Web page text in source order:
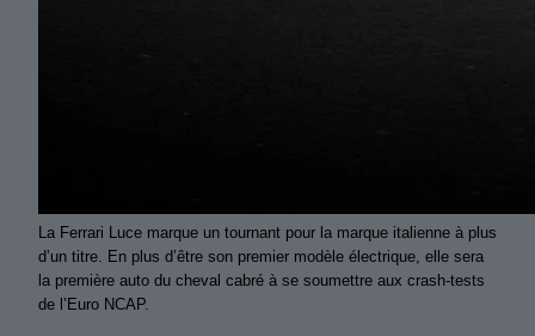
La Ferrari Luce marque un tournant pour la marque italienne à plus
d’un titre. En plus d’être son premier modèle électrique, elle sera
la première auto du cheval cabré à se soumettre aux crash-tests
de l’Euro NCAP.